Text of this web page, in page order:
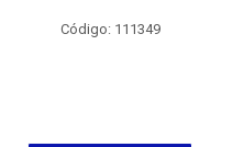
Código: 111349